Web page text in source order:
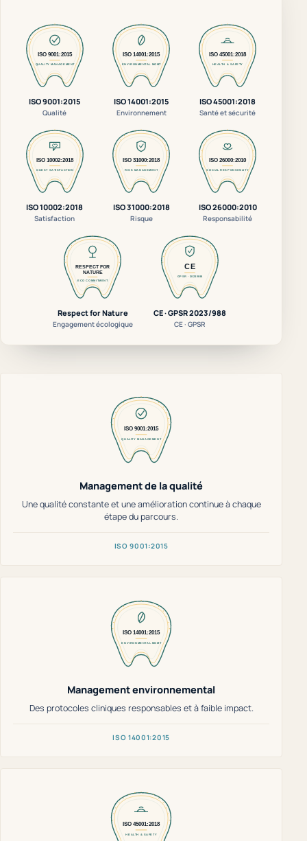
ISO 9001:2015
Qualité
ISO 14001:2015
Environnement
ISO 45001:2018
Santé et sécurité
ISO 10002:2018
Satisfaction
ISO 31000:2018
Risque
ISO 26000:2010
Responsabilité
Respect for Nature
Engagement écologique
CE · GPSR 2023/988
CE · GPSR
Management de la qualité
Une qualité constante et une amélioration continue à chaque
étape du parcours.
ISO 9001:2015
Management environnemental
Des protocoles cliniques responsables et à faible impact.
ISO 14001:2015